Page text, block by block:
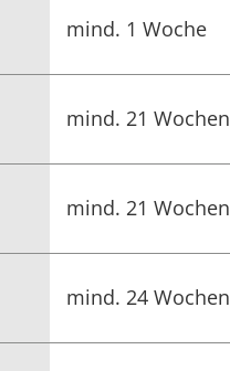
mind. 1 Woche
mind. 21 Wochen
mind. 21 Wochen
mind. 24 Wochen